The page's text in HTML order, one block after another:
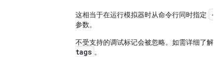
这相当于在运行模拟器时从命令行同时指定 -
参数。
不受支持的调试标记会被忽略。如需详细了解
tags 。